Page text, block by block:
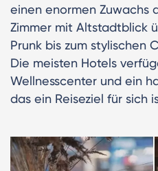
einen enormen Zuwachs
Zimmer mit Altstadtblick
Prunk bis zum stylischen
Die meisten Hotels
Wellnesscenter und ein
das ein Reiseziel für sich